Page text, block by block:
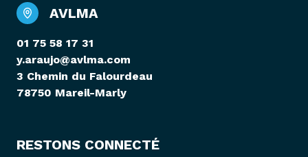
AVLMA
01 75 58 17 31
y.araujo@avlma.com
3 Chemin du Falourdeau
78750 Mareil-Marly
RESTONS CONNECTÉ